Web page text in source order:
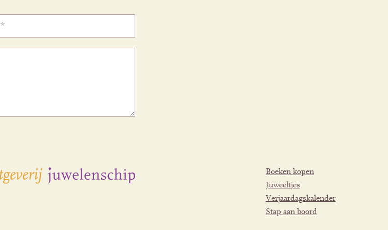
Boeken kopen
Juweeltjes
Verjaardagskalender
Stap aan boord